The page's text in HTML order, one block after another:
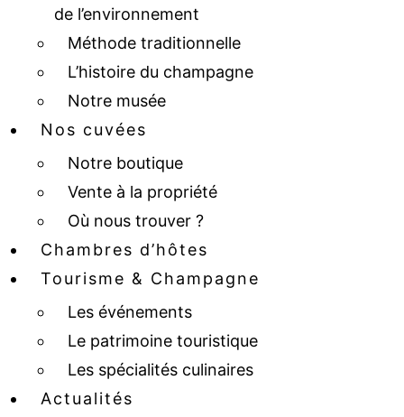
de l’environnement
Méthode traditionnelle
L’histoire du champagne
Notre musée
Nos cuvées
Notre boutique
Vente à la propriété
Où nous trouver ?
Chambres d’hôtes
Tourisme & Champagne
Les événements
Le patrimoine touristique
Les spécialités culinaires
Actualités